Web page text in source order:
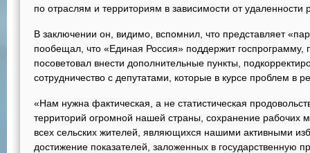
по отраслям и территориям в зависимости от
В заключении он, видимо, вспомнил, что представляет
пообещал, что «Единая Россия» поддержит
посоветовал внести дополнительные пункты,
сотрудничество с депутатами, которые в курсе проблем в
«Нам нужна фактическая, а не статистическая
территорий огромной нашей страны, сохранение рабочих
всех сельских жителей, являющихся нашими активными
достижение показателей, заложенных в государственную